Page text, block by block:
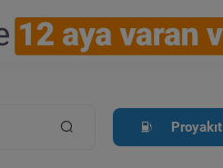
Proyakıt